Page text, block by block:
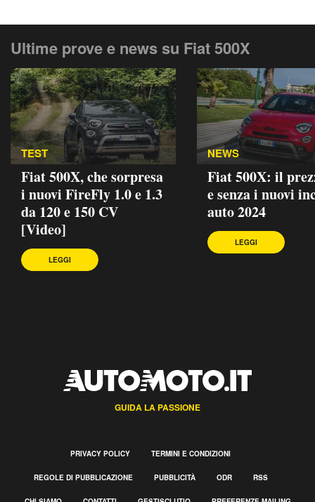
Ultime prove e news su Fiat 500X
TEST
Fiat 500X, che sorpresa
i nuovi FireFly 1.0 e 1.3
da 120 e 150 CV
[Video]
LEGGI
NEWS
Fiat 500X: il
e senza i nuovi
auto 2024
LEGGI
GUIDA LA PASSIONE
PRIVACY POLICY TERMINI E CONDIZIONI
REGOLE DI PUBBLICAZIONE PUBBLICITÀ ODR RSS